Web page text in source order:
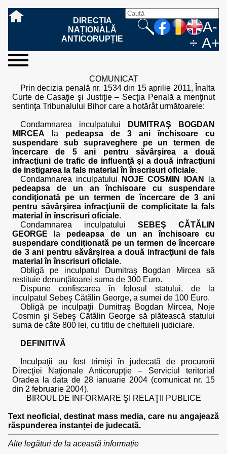
DIRECȚIA
NAȚIONALĂ
ANTICORUPȚIE
A-
÷ A+
ne
înseamnă
fapta de
corupție
sesizați
o faptă
de
este
protejat
cel care
trebuie
să
conțină o
procesului
penal
urmează
după ce
sesizez
de
corupție?
drepturile și
obligațiile
persoanelor
penal?
sprijiniți
DNA
oferind
despre
posibile
fapte de
corupție?
noi
lucrează
la DNA?
se
ocupă
DNA?
de
informații
ale DNA
teritoriale
legal
financiare
și achiziții
publice
umane
instituțională
noastre
de
activitate
penale
definitive
în cauze
corupție
media
informare
și relații
publice -
de presă
acreditare
la
replică
publică
responsabilă
cu
informarea
solicitare
informații
în baza
544/2001
anual
privind
aplicarea
544/2001
544/2001
și norme
de
datelor
cu
caracter
de
contestare
a
oferit în
baza Legii
544/2001
internațională
internaționale
internațional
COMUNICAT
Prin decizia penală nr. 1534 din 15 aprilie 2011, Înalta
Curte de Casaţie şi Justiţie – Secţia Penală a menţinut
sentinţa Tribunalului Bihor care a hotărât următoarele:
Condamnarea inculpatului
DUMITRAŞ BOGDAN
MIRCEA la pedeapsa de 3 ani închisoare cu
suspendare sub supraveghere pe un termen de
încercare de 5 ani pentru săvârşirea a două
infracţiuni de trafic de influenţă şi a două infracţiuni
de instigarea la fals material în înscrisuri oficiale.
Condamnarea inculpatului
NOJE COSMIN IOAN
la
pedeapsa de un an închisoare cu suspendare
condiţionată pe un termen de încercare de 3 ani
pentru săvârşirea infracţiunii de complicitate la fals
material în înscrisuri oficiale.
Condamnarea inculpatului SEBEŞ CĂTĂLIN
GEORGE la pedeapsa de un an închisoare cu
suspendare condiţionată pe un termen de încercare
de 3 ani pentru săvârşirea a două infracţiuni de fals
material în înscrisuri oficiale.
Obligă pe inculpatul Dumitraş Bogdan Mircea să
restituie denunţătoarei suma de 300 Euro.
Dispune confiscarea în folosul statului, de la
inculpatul Sebeş Cătălin George, a sumei de 100 Euro.
Obligă pe inculpaţii Dumitraş Bogdan Mircea, Noje
Cosmin şi Sebeş Cătălin George să plătească statului
suma de câte 800 lei, cu titlu de cheltuieli judiciare.
DEFINITIVĂ
Inculpaţii au fost trimişi în judecată de procurorii
Direcţiei Naţionale Anticorupţie – Serviciul teritorial
Oradea la data de 28 ianuarie 2004 (comunicat nr. 15
din 2 februarie 2004).
BIROUL DE INFORMARE ŞI RELAŢII PUBLICE
Text neoficial, destinat mass media, care nu angajează
răspunderea instanței de judecată.
Alte legături de la această informație